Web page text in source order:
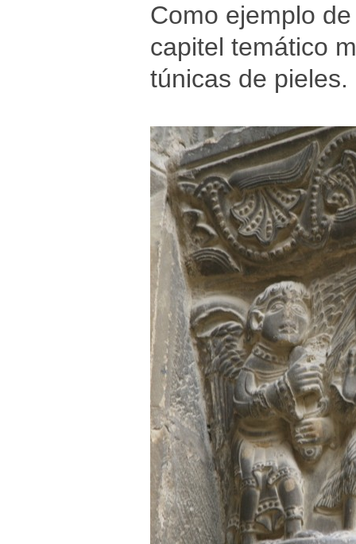
Como ejemplo
capitel temático
túnicas de pieles.